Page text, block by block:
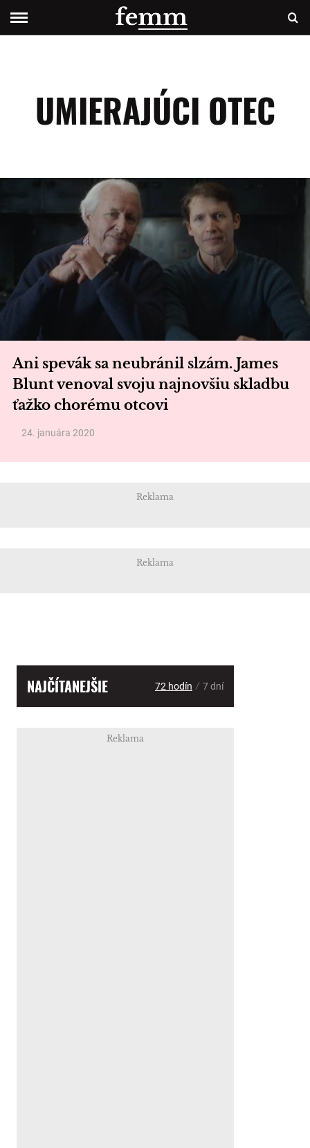
UMIERAJÚCI OTEC
Ani spevák sa neubránil slzám. James
Blunt venoval svoju najnovšiu skladbu
ťažko chorému otcovi
24. januára 2020
Reklama
Reklama
NAJČÍTANEJŠIE 72 hodín / 7 dní
Reklama